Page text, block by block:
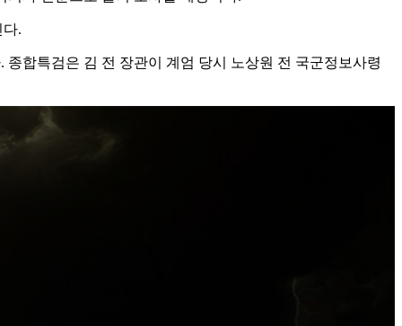
.
합특검은 김 전 장관이 계엄 당시 노상원 전 국군정보사령